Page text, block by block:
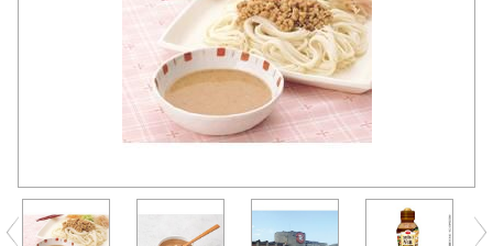
Previous